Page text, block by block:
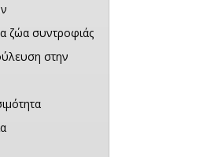
ζώα συντροφιάς
στην